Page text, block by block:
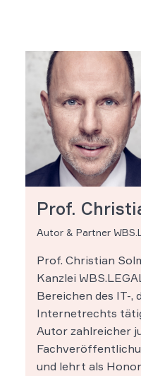
Prof.
Autor & Partner
Prof. Christian
Kanzlei
Bereichen des IT-,
Internetrechts
Autor zahlreicher
und lehrt als